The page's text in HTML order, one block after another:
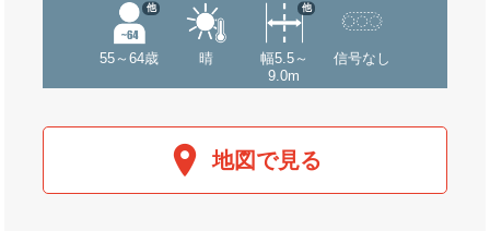
55～64歳
他
晴
幅5.5～
9.0m
他
信号なし
地図で見る